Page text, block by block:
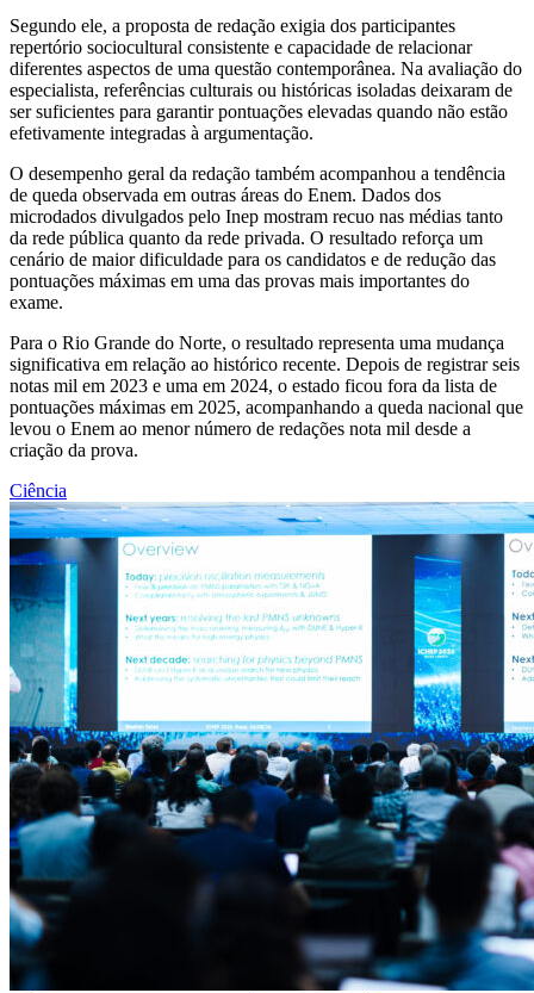
Segundo ele, a proposta de redação exigia dos participantes
repertório sociocultural consistente e capacidade de relacionar
diferentes aspectos de uma questão contemporânea. Na avaliação do
especialista, referências culturais ou históricas isoladas deixaram de
ser suficientes para garantir pontuações elevadas quando não estão
efetivamente integradas à argumentação.
O desempenho geral da redação também acompanhou a tendência
de queda observada em outras áreas do Enem. Dados dos
microdados divulgados pelo Inep mostram recuo nas médias tanto
da rede pública quanto da rede privada. O resultado reforça um
cenário de maior dificuldade para os candidatos e de redução das
pontuações máximas em uma das provas mais importantes do
exame.
Para o Rio Grande do Norte, o resultado representa uma mudança
significativa em relação ao histórico recente. Depois de registrar seis
notas mil em 2023 e uma em 2024, o estado ficou fora da lista de
pontuações máximas em 2025, acompanhando a queda nacional que
levou o Enem ao menor número de redações nota mil desde a
criação da prova.
Ciência